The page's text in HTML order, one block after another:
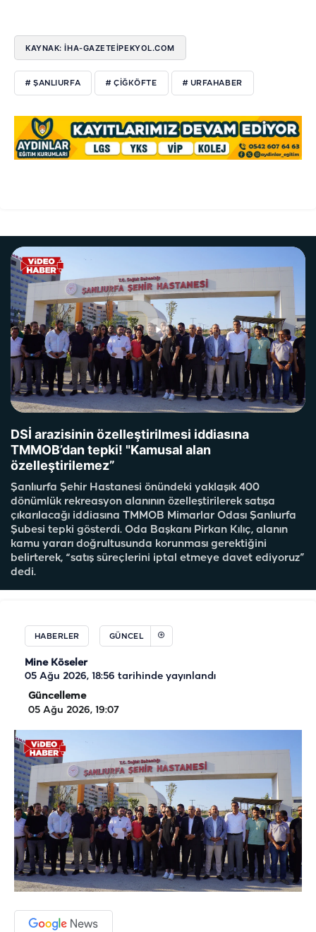
KAYNAK: İHA-GAZETEİPEKYOL.COM
# ŞANLIURFA # ÇIĞKÖFTE # URFAHABER
DSİ arazisinin özelleştirilmesi iddiasına
TMMOB’dan tepki! "Kamusal alan
özelleştirilemez”
Şanlıurfa Şehir Hastanesi önündeki yaklaşık 400
dönümlük rekreasyon alanının özelleştirilerek satışa
çıkarılacağı iddiasına TMMOB Mimarlar Odası Şanlıurfa
Şubesi tepki gösterdi. Oda Başkanı Pirkan Kılıç, alanın
kamu yararı doğrultusunda korunması gerektiğini
belirterek, “satış süreçlerini iptal etmeye davet ediyoruz”
dedi.
HABERLER GÜNCEL
Mine Köseler
05 Ağu 2026, 18:56 tarihinde yayınlandı
Güncelleme
05 Ağu 2026, 19:07